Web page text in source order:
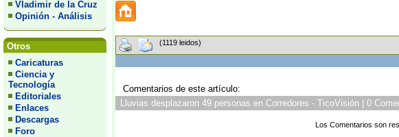
Vladimir de la Cruz
Opinión - Análisis
Otros
Caricaturas
Ciencia y
Tecnología
Editoriales
Enlaces
Descargas
Foro
(1119 leidos)
Comentarios de este artículo:
Lluvias desplazaron 49 personas en Corredores - TicoVisión | 0
Los Comentarios son